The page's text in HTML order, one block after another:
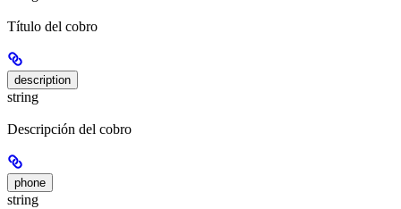
Título del cobro
description
string
Descripción del cobro
phone
string